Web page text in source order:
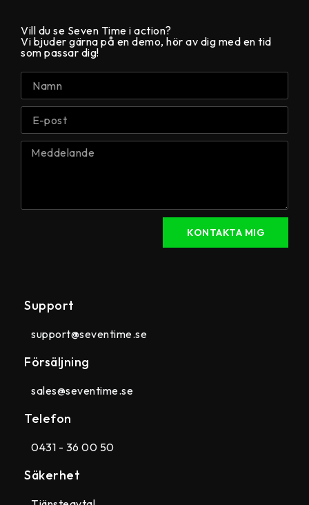
Vill du se Seven Time i action?
Vi bjuder gärna på en demo, hör av dig med en tid
som passar dig!
KONTAKTA MIG
Support
support@seventime.se
Försäljning
sales@seventime.se
Telefon
0431 - 36 00 50
Säkerhet